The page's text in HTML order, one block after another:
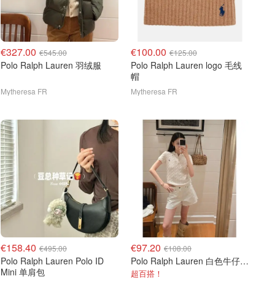
€327.00 €545.00
Polo Ralph Lauren 羽绒服
Mytheresa FR
€100.00 €125.00
Polo Ralph Lauren logo 毛线
帽
Mytheresa FR
€158.40 €495.00
Polo Ralph Lauren Polo ID
Mini 单肩包
€97.20 €108.00
Polo Ralph Lauren 白色牛仔短裤
超百搭！